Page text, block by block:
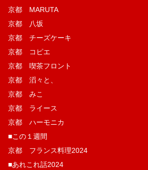
京都 MARUTA
京都 八坂
京都 チーズケーキ
京都 コピエ
京都 喫茶フロント
京都 滔々と、
京都 みこ
京都 ライース
京都 ハーモニカ
■この１週間
京都 フランス料理2024
■あれこれ話2024